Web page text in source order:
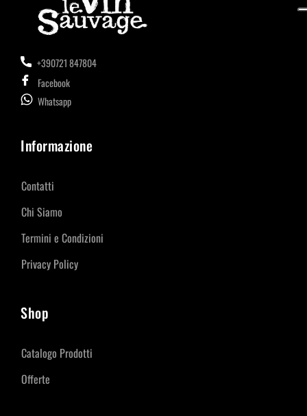
+390721 847804
Facebook
Whatsapp
Informazione
Contatti
Chi Siamo
Termini e Condizioni
Privacy Policy
Shop
Catalogo Prodotti
Offerte